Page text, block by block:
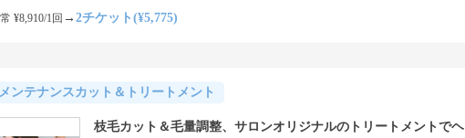
¥8,910/1回 → 2チケット(¥5,775)
ンテナンスカット＆トリートメント
枝毛カット＆毛量調整、サロンオリジナルのトリートメントでヘ